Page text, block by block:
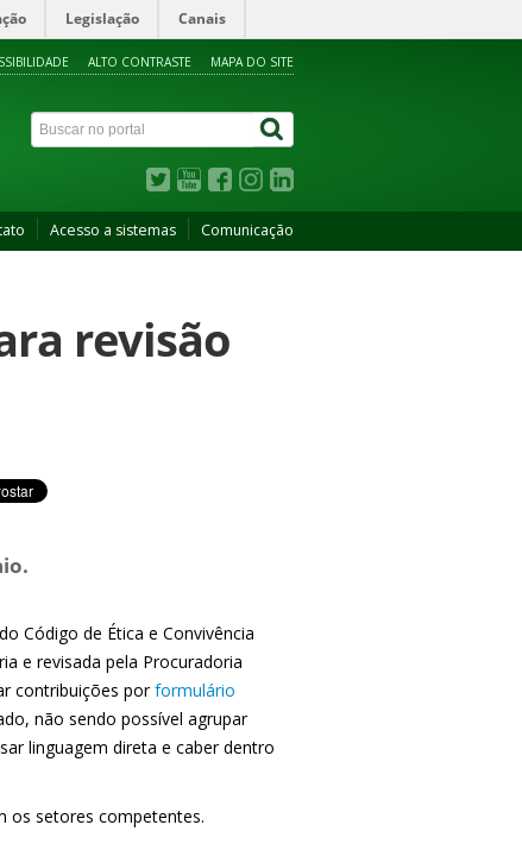
Legislação Canais
ALTO CONTRASTE MAPA DO SITE
Acesso a sistemas Comunicação
revisão
Código de Ética e Convivência
e revisada pela Procuradoria
contribuições porformulário
não sendo possível agrupar
linguagem direta e caber dentro
os setores competentes.